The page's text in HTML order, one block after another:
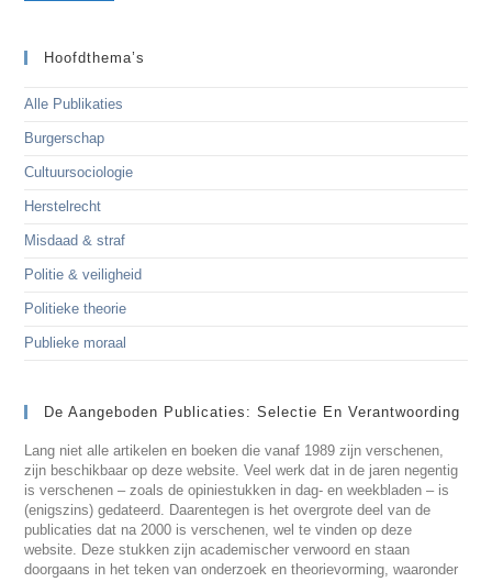
Hoofdthema’s
Alle Publikaties
Burgerschap
Cultuursociologie
Herstelrecht
Misdaad & straf
Politie & veiligheid
Politieke theorie
Publieke moraal
De Aangeboden Publicaties: Selectie En Verantwoording
Lang niet alle artikelen en boeken die vanaf 1989 zijn verschenen,
zijn beschikbaar op deze website. Veel werk dat in de jaren negentig
is verschenen – zoals de opiniestukken in dag- en weekbladen – is
(enigszins) gedateerd. Daarentegen is het overgrote deel van de
publicaties dat na 2000 is verschenen, wel te vinden op deze
website. Deze stukken zijn academischer verwoord en staan
doorgaans in het teken van onderzoek en theorievorming, waaronder